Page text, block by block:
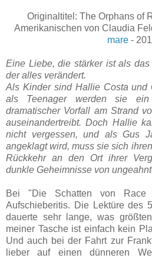
Originaltitel: The Orphans of
Amerikanischen von Claudia
mare-
Eine Liebe, die stärker ist als
der alles verändert.
Als Kinder sind Hallie Costa und
als Teenager werden sie
dramatischer Vorfall am Strand
auseinandertreibt. Doch Hallie
nicht vergessen, und als Gus
angeklagt wird, muss sie sich
Rückkehr an den Ort ihrer
dunkle Geheimnisse von
Bei "Die Schatten von
Aufschieberitis. Die Lektüre des
dauerte sehr lange, was
meiner Tasche ist einfach kein
Und auch bei der Fahrt zur
lieber auf einen dünneren